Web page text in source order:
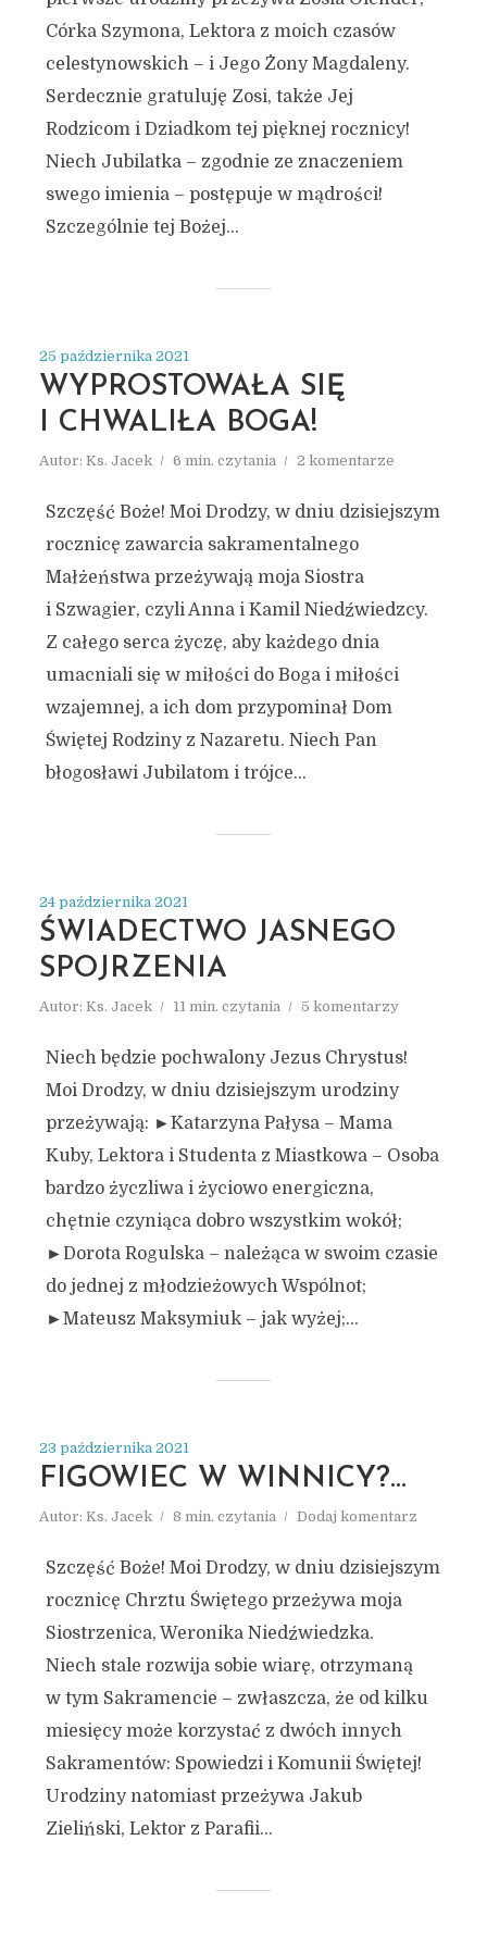
Córka Szymona, Lektora z moich czasów
celestynowskich – i Jego Żony Magdaleny.
Serdecznie gratuluję Zosi, także Jej
Rodzicom i Dziadkom tej pięknej rocznicy!
Niech Jubilatka – zgodnie ze znaczeniem
swego imienia – postępuje w mądrości!
Szczególnie tej Bożej...
25 października 2021
WYPROSTOWAŁA SIĘ
I CHWALIŁA BOGA!
Autor: Ks. Jacek 6 min. czytania 2 komentarze
Szczęść Boże! Moi Drodzy, w dniu dzisiejszym
rocznicę zawarcia sakramentalnego
Małżeństwa przeżywają moja Siostra
i Szwagier, czyli Anna i Kamil Niedźwiedzcy.
Z całego serca życzę, aby każdego dnia
umacniali się w miłości do Boga i miłości
wzajemnej, a ich dom przypominał Dom
Świętej Rodziny z Nazaretu. Niech Pan
błogosławi Jubilatom i trójce...
24 października 2021
ŚWIADECTWO JASNEGO
SPOJRZENIA
Autor: Ks. Jacek 11 min. czytania 5 komentarzy
Niech będzie pochwalony Jezus Chrystus!
Moi Drodzy, w dniu dzisiejszym urodziny
przeżywają: ►Katarzyna Pałysa – Mama
Kuby, Lektora i Studenta z Miastkowa – Osoba
bardzo życzliwa i życiowo energiczna,
chętnie czyniąca dobro wszystkim wokół;
►Dorota Rogulska – należąca w swoim czasie
do jednej z młodzieżowych Wspólnot;
►Mateusz Maksymiuk – jak wyżej;...
23 października 2021
FIGOWIEC W WINNICY?…
Autor: Ks. Jacek 8 min. czytania Dodaj komentarz
Szczęść Boże! Moi Drodzy, w dniu dzisiejszym
rocznicę Chrztu Świętego przeżywa moja
Siostrzenica, Weronika Niedźwiedzka.
Niech stale rozwija sobie wiarę, otrzymaną
w tym Sakramencie – zwłaszcza, że od kilku
miesięcy może korzystać z dwóch innych
Sakramentów: Spowiedzi i Komunii Świętej!
Urodziny natomiast przeżywa Jakub
Zieliński, Lektor z Parafii...